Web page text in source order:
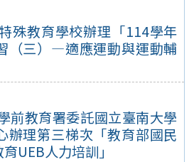
殊教育學校辦理「114學年
（三）—適應運動與運動輔
前教育署委託國立臺南大學
辦理第三梯次「教育部國民
UEB人力培訓」